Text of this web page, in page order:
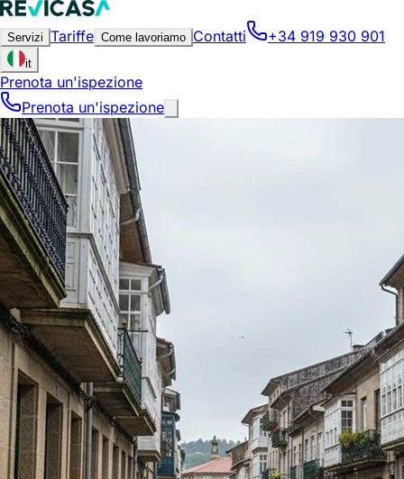
Servizi Tariffe Come lavoriamo Contatti +34 919 930 901
it
Prenota un'ispezione
Prenota un'ispezione